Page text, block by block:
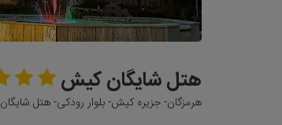
هتل شایگان کیش
هرمزگان- جزیره کیش- بلوار رودکی- هتل شایگان